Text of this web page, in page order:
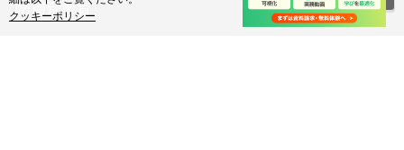
階層別教育
クッキーポリシー